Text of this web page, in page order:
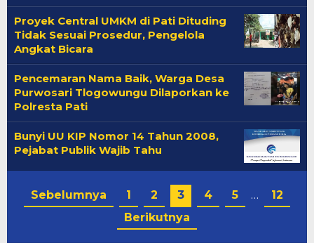
Proyek Central UMKM di Pati Dituding
Tidak Sesuai Prosedur, Pengelola
Angkat Bicara
Pencemaran Nama Baik, Warga Desa
Purwosari Tlogowungu Dilaporkan ke
Polresta Pati
Bunyi UU KIP Nomor 14 Tahun 2008,
Pejabat Publik Wajib Tahu
Sebelumnya 1 2 3 4 5 …
12
Berikutnya